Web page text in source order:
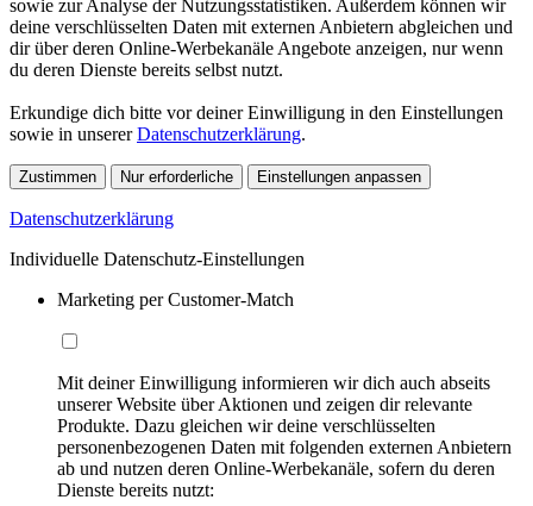
sowie zur Analyse der Nutzungsstatistiken. Außerdem können wir
deine verschlüsselten Daten mit externen Anbietern abgleichen und
dir über deren Online-Werbekanäle Angebote anzeigen, nur wenn
du deren Dienste bereits selbst nutzt.
Erkundige dich bitte vor deiner Einwilligung in den Einstellungen
sowie in unsererDatenschutzerklärung.
Zustimmen Nur erforderliche Einstellungen anpassen
Datenschutzerklärung
Individuelle Datenschutz-Einstellungen
Marketing per Customer-Match
Mit deiner Einwilligung informieren wir dich auch abseits
unserer Website über Aktionen und zeigen dir relevante
Produkte. Dazu gleichen wir deine verschlüsselten
personenbezogenen Daten mit folgenden externen Anbietern
ab und nutzen deren Online-Werbekanäle, sofern du deren
Dienste bereits nutzt: